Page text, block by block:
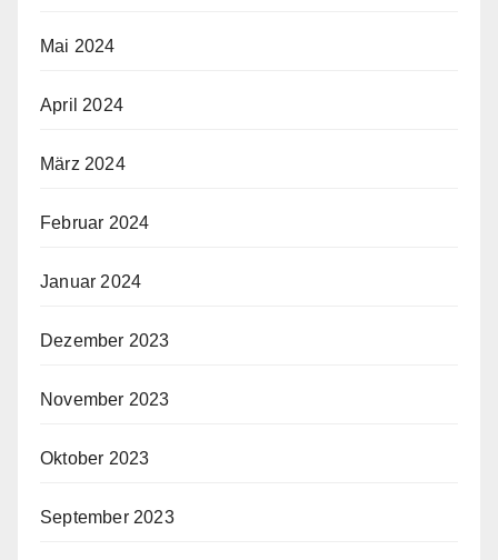
Mai 2024
April 2024
März 2024
Februar 2024
Januar 2024
Dezember 2023
November 2023
Oktober 2023
September 2023